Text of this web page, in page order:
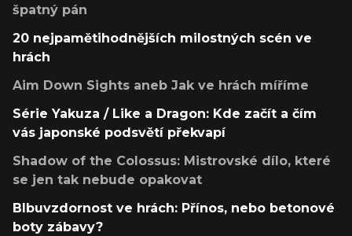
špatný pán
20 nejpamětihodnějších milostných scén ve
hrách
Aim Down Sights aneb Jak ve hrách míříme
Série Yakuza / Like a Dragon: Kde začít a čím
vás japonské podsvětí překvapí
Shadow of the Colossus: Mistrovské dílo, které
se jen tak nebude opakovat
Blbuvzdornost ve hrách: Přínos, nebo betonové
boty zábavy?